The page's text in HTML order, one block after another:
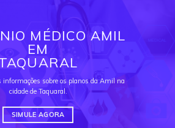
MÉDICO AMIL
EM
informações sobre os planos da Amil na
cidade de Taquaral.
SIMULE AGORA